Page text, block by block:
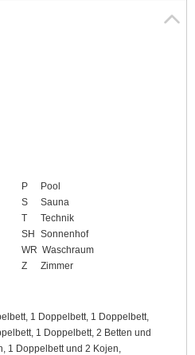
P
Pool
S
Sauna
T
Technik
SH Sonnenhof
WR Waschraum
Z
Zimmer
1 Doppelbett, 1 Doppelbett,
1 Doppelbett, 2 Betten und
1 Doppelbett und 2 Kojen,